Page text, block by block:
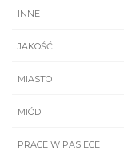
INNE
JAKOŚĆ
MIASTO
MIÓD
PRACE W PASIECE